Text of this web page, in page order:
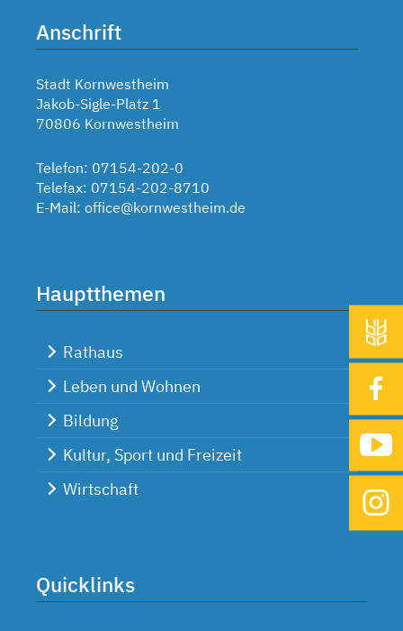
Anschrift
Stadt Kornwestheim
Jakob-Sigle-Platz 1
70806 Kornwestheim
Telefon: 07154-202-0
Telefax: 07154-202-8710
E-Mail: office@kornwestheim.de
Hauptthemen
Rathaus
Leben und Wohnen
Bildung
Kultur, Sport und Freizeit
Wirtschaft
Quicklinks